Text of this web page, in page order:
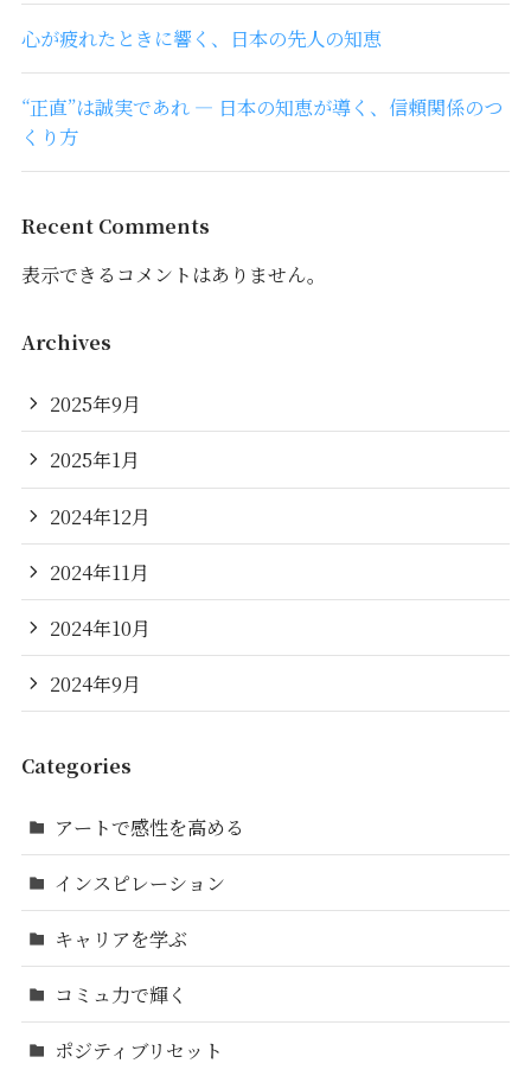
心が疲れたときに響く、日本の先人の知恵
“正直”は誠実であれ ― 日本の知恵が導く、信頼関係のつ
くり方
Recent Comments
表示できるコメントはありません。
Archives
2025年9月
2025年1月
2024年12月
2024年11月
2024年10月
2024年9月
Categories
アートで感性を高める
インスピレーション
キャリアを学ぶ
コミュ力で輝く
ポジティブリセット